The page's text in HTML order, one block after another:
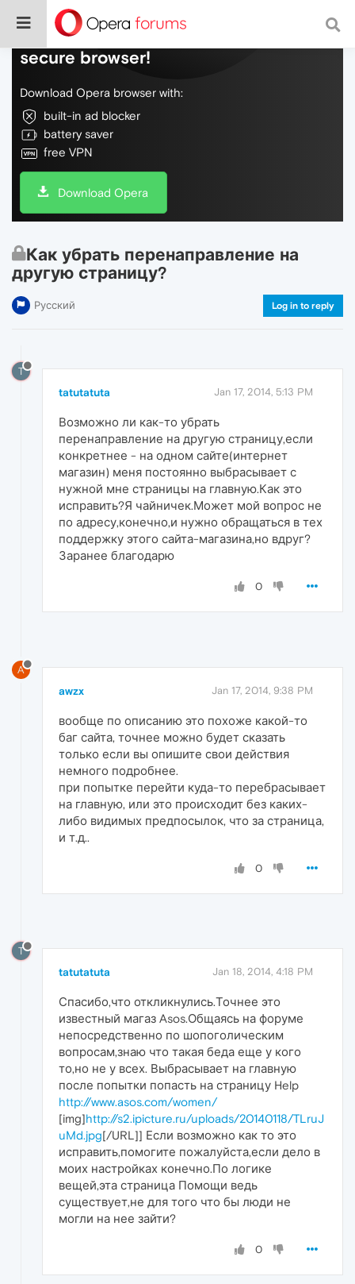
Do more on the web, with a fast and
secure browser!
Download Opera browser with:
built-in ad blocker
battery saver
free VPN
Download Opera
Как убрать перенаправление на
другую страницу?
Русский Log in to reply
T
tatutatuta Jan 17, 2014, 5:13 PM
Возможно ли как-то убрать
перенаправление на другую страницу,если
конкретнее - на одном сайте(интернет
магазин) меня постоянно выбрасывает с
нужной мне страницы на главную.Как это
исправить?Я чайничек.Может мой вопрос не
по адресу,конечно,и нужно обращаться в тех
поддержку этого сайта-магазина,но вдруг?
Заранее благодарю
0
A
awzx Jan 17, 2014, 9:38 PM
вообще по описанию это похоже какой-то
баг сайта, точнее можно будет сказать
только если вы опишите свои действия
немного подробнее.
при попытке перейти куда-то перебрасывает
на главную, или это происходит без каких-
либо видимых предпосылок, что за страница,
и т.д..
0
T
tatutatuta Jan 18, 2014, 4:18 PM
Спасибо,что откликнулись.Точнее это
известный магаз Asos.Общаясь на форуме
непосредственно по шопоголическим
вопросам,знаю что такая беда еще у кого
то,но не у всех. Выбрасывает на главную
после попытки попасть на страницу Help
http://www.asos.com/women/
[img]http://s2.ipicture.ru/uploads/20140118/TLruJ
uMd.jpg[/URL]] Если возможно как то это
исправить,помогите пожалуйста,если дело в
моих настройках конечно.По логике
вещей,эта страница Помощи ведь
существует,не для того что бы люди не
могли на нее зайти?
0